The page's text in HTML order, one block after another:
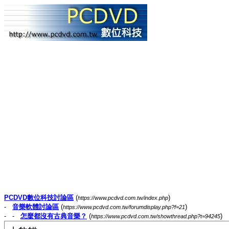
PCDVD數位科技討論區 (https://www.pcdvd.com.tw/index.php)
- 音樂軟體討論區 (https://www.pcdvd.com.tw/forumdisplay.php?f=21)
- - 怎麼都沒有古典音樂？ (https://www.pcdvd.com.tw/showthread.php?t=94245)